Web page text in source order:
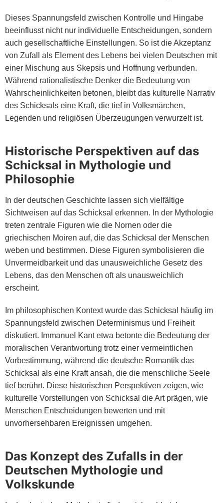
Dieses Spannungsfeld zwischen Kontrolle und Hingabe
beeinflusst nicht nur individuelle Entscheidungen, sondern
auch gesellschaftliche Einstellungen. So ist die Akzeptanz
von Zufall als Element des Lebens bei vielen Deutschen mit
einer Mischung aus Skepsis und Hoffnung verbunden.
Während rationalistische Denker die Bedeutung von
Wahrscheinlichkeiten betonen, bleibt das kulturelle Narrativ
des Schicksals eine Kraft, die tief in Volksmärchen,
Legenden und religiösen Überzeugungen verwurzelt ist.
Historische Perspektiven auf das
Schicksal in Mythologie und
Philosophie
In der deutschen Geschichte lassen sich vielfältige
Sichtweisen auf das Schicksal erkennen. In der Mythologie
treten zentrale Figuren wie die Nornen oder die
griechischen Moiren auf, die das Schicksal der Menschen
weben und bestimmen. Diese Figuren symbolisieren die
Unvermeidbarkeit und das unausweichliche Gesetz des
Lebens, das den Menschen oft als unausweichlich
erscheint.
Im philosophischen Kontext wurde das Schicksal häufig im
Spannungsfeld zwischen Determinismus und Freiheit
diskutiert. Immanuel Kant etwa betonte die Bedeutung der
moralischen Verantwortung trotz einer vermeintlichen
Vorbestimmung, während die deutsche Romantik das
Schicksal als eine Kraft ansah, die die menschliche Seele
tief berührt. Diese historischen Perspektiven zeigen, wie
kulturelle Vorstellungen von Schicksal die Art prägen, wie
Menschen Entscheidungen bewerten und mit
unvorhersehbaren Ereignissen umgehen.
Das Konzept des Zufalls in der
Deutschen Mythologie und
Volkskunde